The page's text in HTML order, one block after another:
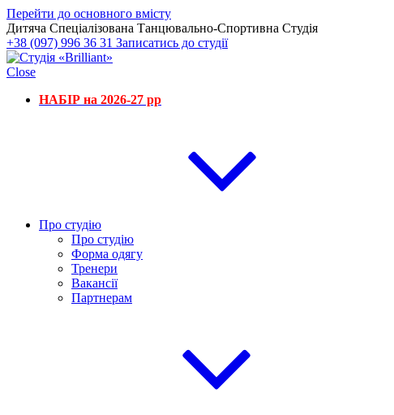
Перейти до основного вмісту
Дитяча Спеціалізована Танцювально-Спортивна Студія
+38 (097) 996 36 31 Записатись до студії
Close
НАБІР на 2026-27 рр
Про студію
Про студію
Форма одягу
Тренери
Вакансії
Партнерам